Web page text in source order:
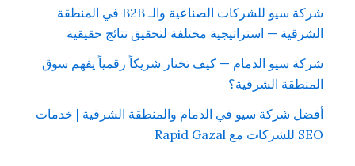
شركة سيو للشركات الصناعية والـ B2B في المنطقة
الشرقية — استراتيجية مختلفة لتحقيق نتائج حقيقية
شركة سيو الدمام — كيف تختار شريكاً رقمياً يفهم سوق
المنطقة الشرقية؟
أفضل شركة سيو في الدمام والمنطقة الشرقية | خدمات
SEO للشركات مع Rapid Gazal